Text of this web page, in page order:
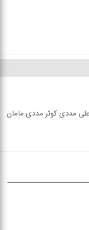
مددی کوثر مددی مامان